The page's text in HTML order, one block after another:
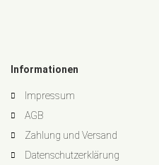
Informationen
Impressum
AGB
Zahlung und Versand
Datenschutzerklärung